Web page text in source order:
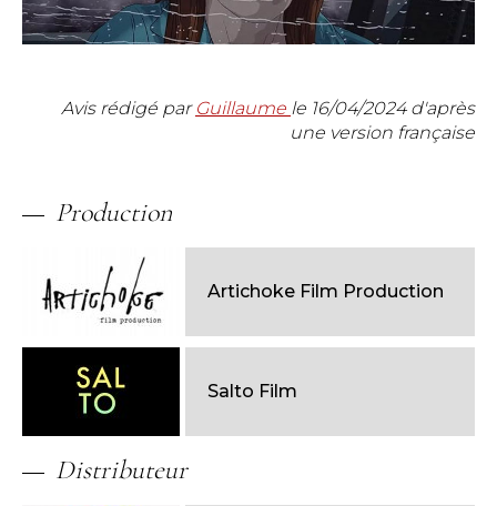
Avis rédigé par Guillaume le 16/04/2024d'après
une version française
Production
Artichoke Film Production
Salto Film
Distributeur